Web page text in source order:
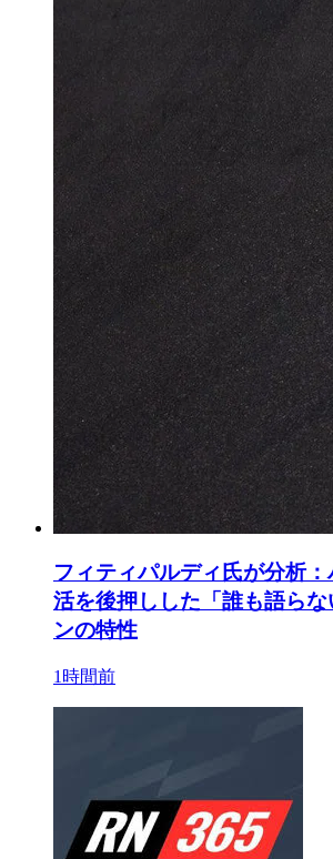
フィティパルディ氏が分析
活を後押しした「誰も語ら
ンの特性
1時間前